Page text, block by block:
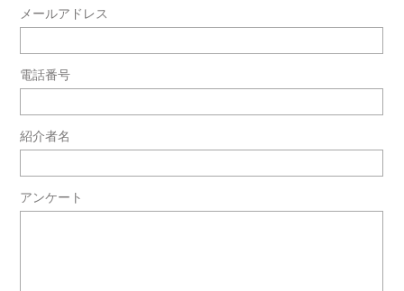
メールアドレス
電話番号
紹介者名
アンケート